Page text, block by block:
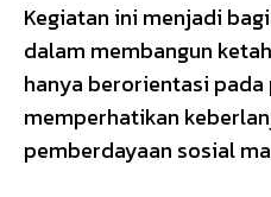
Kegiatan ini menjadi
dalam membangun
hanya berorientasi
memperhatikan
pemberdayaan sosial